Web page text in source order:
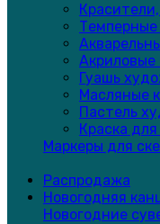
Темперные
Акриловые
Гуашь
Масляные
Пастель
Краска
Маркеры для
Распродажа
Новогодняя
Новогодние